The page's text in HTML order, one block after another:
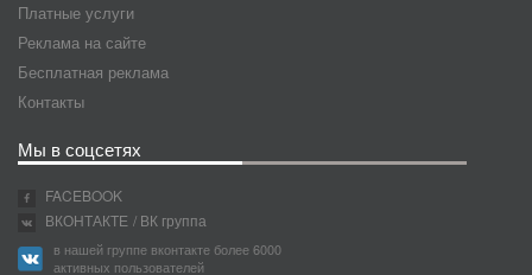
Платные услуги
Реклама на сайте
Бесплатная реклама
Контакты
Мы в соцсетях
FACEBOOK
ВКОНТАКТЕ / ВК группа
в нашей группе вконтакте более 6000
активных пользователей